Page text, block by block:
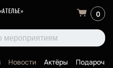
0
Новости Актёры